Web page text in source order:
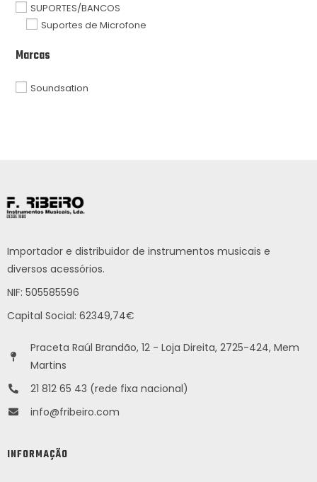
SUPORTES/BANCOS
Suportes de Microfone
Marcas
Soundsation
Importador e distribuidor de instrumentos musicais e
diversos acessórios.
NIF: 505585596
Capital Social: 62349,74€
Praceta Raúl Brandão, 12 - Loja Direita, 2725-424, Mem
Martins
21 812 65 43 (rede fixa nacional)
info@fribeiro.com
INFORMAÇÃO